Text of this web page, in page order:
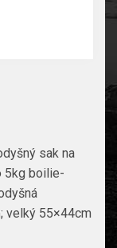
sak na
5kg boilie-
velký 55×44cm